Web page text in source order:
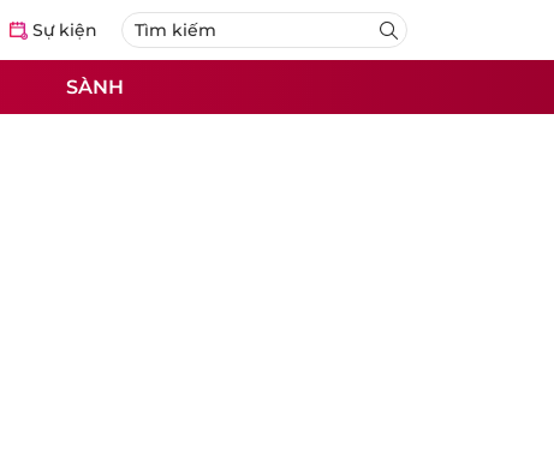
Sự kiện
SÀNH